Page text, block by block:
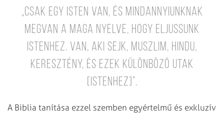
„Csak egy Isten van, és mindannyiunknak
megvan a maga nyelve, hogy eljussunk
Istenhez. Van, aki sejk, muszlim, hindu,
keresztény, és ezek különböző utak
[Istenhez]”.
A Biblia tanítása ezzel szemben egyértelmű és exkluzív